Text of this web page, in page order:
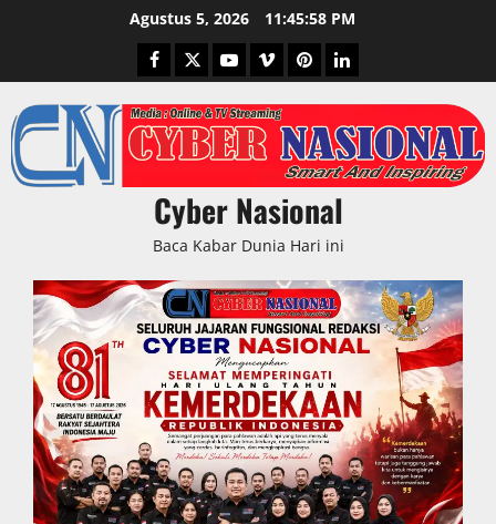
Agustus 5, 2026 11:45:59 PM
Facebook
TwitterYoutubeVimeoPinterestLinkedIn
Cyber Nasional
Baca Kabar Dunia Hari ini